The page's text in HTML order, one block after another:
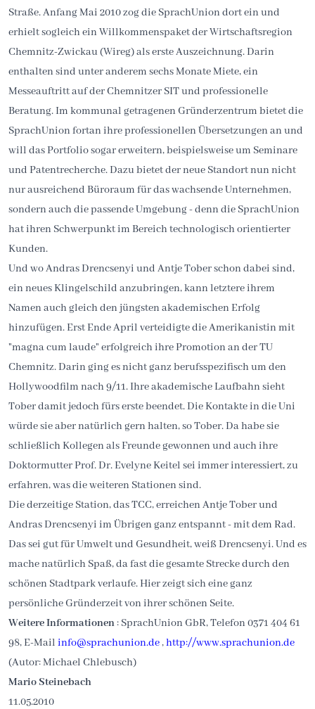
Straße. Anfang Mai 2010 zog die SprachUnion dort ein und
erhielt sogleich ein Willkommenspaket der Wirtschaftsregion
Chemnitz-Zwickau (Wireg) als erste Auszeichnung. Darin
enthalten sind unter anderem sechs Monate Miete, ein
Messeauftritt auf der Chemnitzer SIT und professionelle
Beratung. Im kommunal getragenen Gründerzentrum bietet die
SprachUnion fortan ihre professionellen Übersetzungen an und
will das Portfolio sogar erweitern, beispielsweise um Seminare
und Patentrecherche. Dazu bietet der neue Standort nun nicht
nur ausreichend Büroraum für das wachsende Unternehmen,
sondern auch die passende Umgebung - denn die SprachUnion
hat ihren Schwerpunkt im Bereich technologisch orientierter
Kunden.
Und wo Andras Drencsenyi und Antje Tober schon dabei sind,
ein neues Klingelschild anzubringen, kann letztere ihrem
Namen auch gleich den jüngsten akademischen Erfolg
hinzufügen. Erst Ende April verteidigte die Amerikanistin mit
"magna cum laude" erfolgreich ihre Promotion an der TU
Chemnitz. Darin ging es nicht ganz berufsspezifisch um den
Hollywoodfilm nach 9/11. Ihre akademische Laufbahn sieht
Tober damit jedoch fürs erste beendet. Die Kontakte in die Uni
würde sie aber natürlich gern halten, so Tober. Da habe sie
schließlich Kollegen als Freunde gewonnen und auch ihre
Doktormutter Prof. Dr. Evelyne Keitel sei immer interessiert, zu
erfahren, was die weiteren Stationen sind.
Die derzeitige Station, das TCC, erreichen Antje Tober und
Andras Drencsenyi im Übrigen ganz entspannt - mit dem Rad.
Das sei gut für Umwelt und Gesundheit, weiß Drencsenyi. Und es
mache natürlich Spaß, da fast die gesamte Strecke durch den
schönen Stadtpark verlaufe. Hier zeigt sich eine ganz
persönliche Gründerzeit von ihrer schönen Seite.
Weitere Informationen : SprachUnion GbR, Telefon 0371 404 61
98, E-Mail info@sprachunion.de ,http://www.sprachunion.de
(Autor: Michael Chlebusch)
Mario Steinebach
11.05.2010